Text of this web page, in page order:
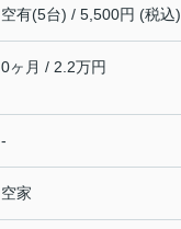
空有(5台) / 5,500円 (税込)
0ヶ月 / 2.2万円
-
空家